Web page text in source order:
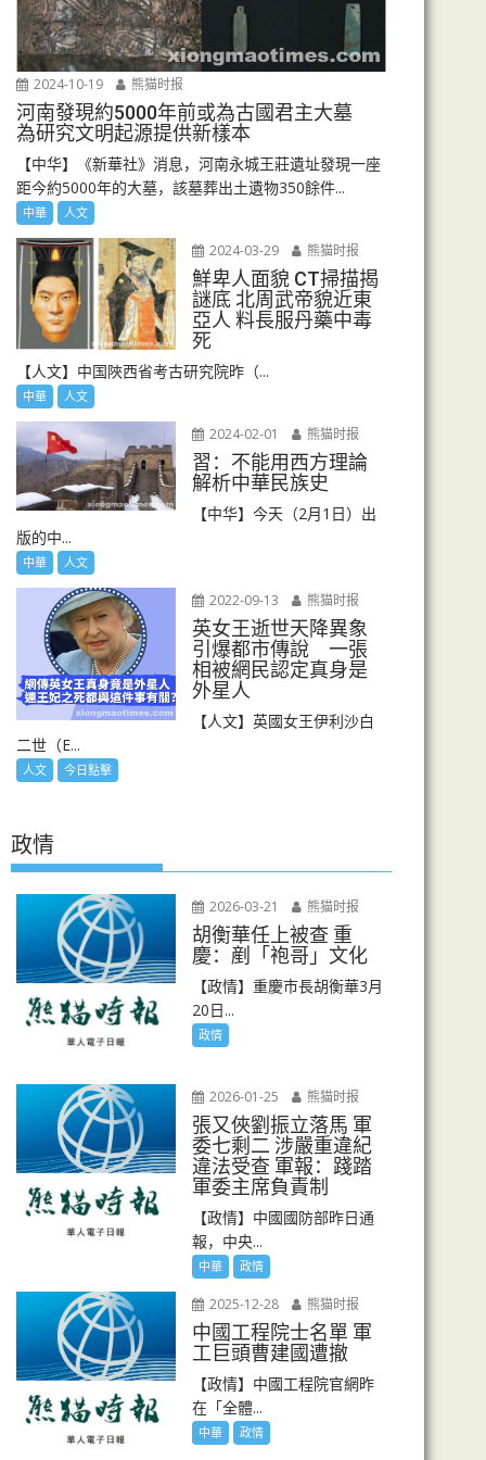
2024-10-19 熊猫时报
河南發現約5000年前或為古國君主大墓
為研究文明起源提供新樣本
【中华】《新華社》消息，河南永城王莊遺址發現一座
距今約5000年的大墓，該墓葬出土遺物350餘件...
中華 人文
2024-03-29 熊猫时报
鮮卑人面貌 CT掃描揭
謎底 北周武帝貌近東
亞人 料長服丹藥中毒
死
【人文】中国陜西省考古研究院昨（...
中華 人文
2024-02-01 熊猫时报
習：不能用西方理論
解析中華民族史
【中华】今天（2月1日）出
版的中...
中華 人文
2022-09-13 熊猫时报
英女王逝世天降異象
引爆都市傳說 一張
相被網民認定真身是
外星人
【人文】英國女王伊利沙白
二世（E...
人文 今日點擊
政情
2026-03-21 熊猫时报
胡衡華任上被查 重
慶：剷「袍哥」文化
【政情】重慶市長胡衡華3月
20日...
政情
2026-01-25 熊猫时报
張又俠劉振立落馬 軍
委七剩二 涉嚴重違紀
違法受查 軍報：踐踏
軍委主席負責制
【政情】中國國防部昨日通
報，中央...
中華 政情
2025-12-28 熊猫时报
中國工程院士名單 軍
工巨頭曹建國遭撤
【政情】中國工程院官網昨
在「全體...
中華 政情